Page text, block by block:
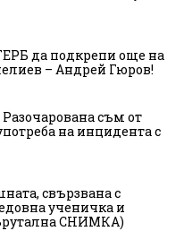
да подкрепи още на
– Андрей Гюров!
съм от
на инцидента с
свързвана с
ученичка и
СНИМКА)